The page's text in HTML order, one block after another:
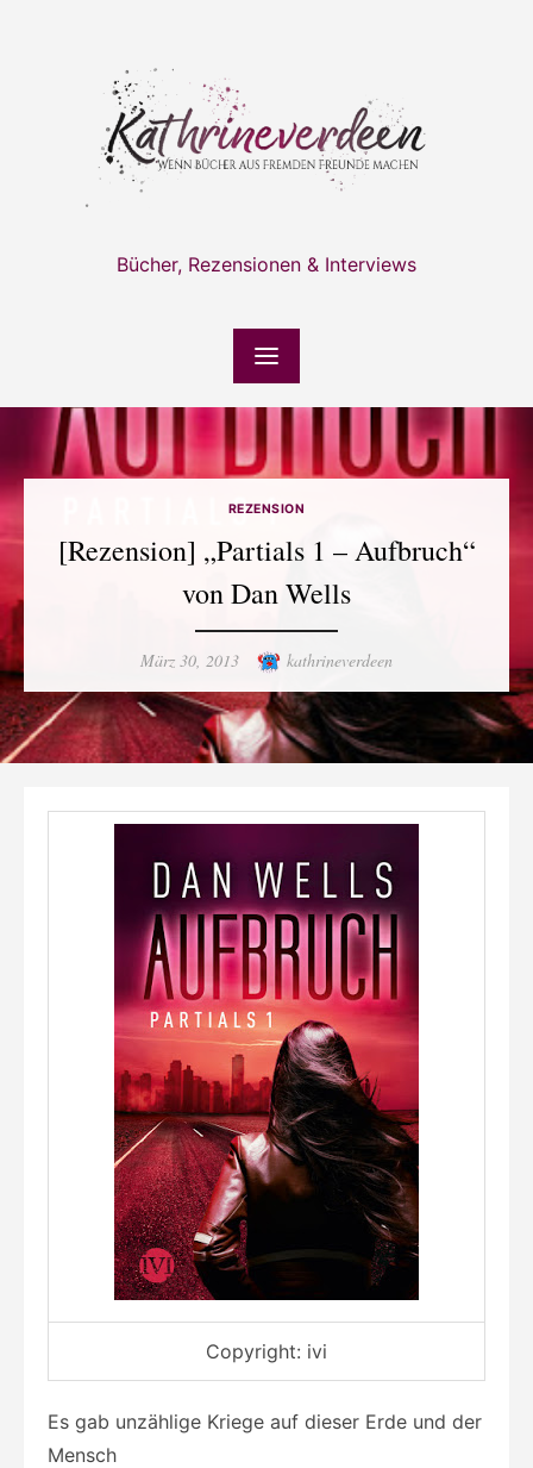
Bücher, Rezensionen & Interviews
REZENSION
[Rezension] „Partials 1 – Aufbruch“
von Dan Wells
Posted
März 30, 2013 Author
kathrineverdeen
Copyright: ivi
Es gab unzählige Kriege auf dieser Erde und der
Mensch